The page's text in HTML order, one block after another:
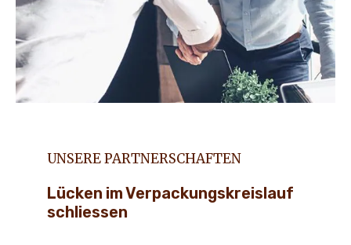
UNSERE PARTNERSCHAFTEN
Lücken im Verpackungskreislauf
schliessen